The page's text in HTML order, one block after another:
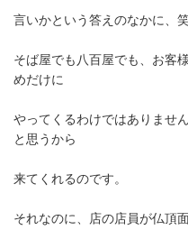
言いかという答えのなかに、
そば屋でも八百屋でも、お客
めだけに
やってくるわけではありませ
と思うから
来てくれるのです。
それなのに、店の店員が仏頂